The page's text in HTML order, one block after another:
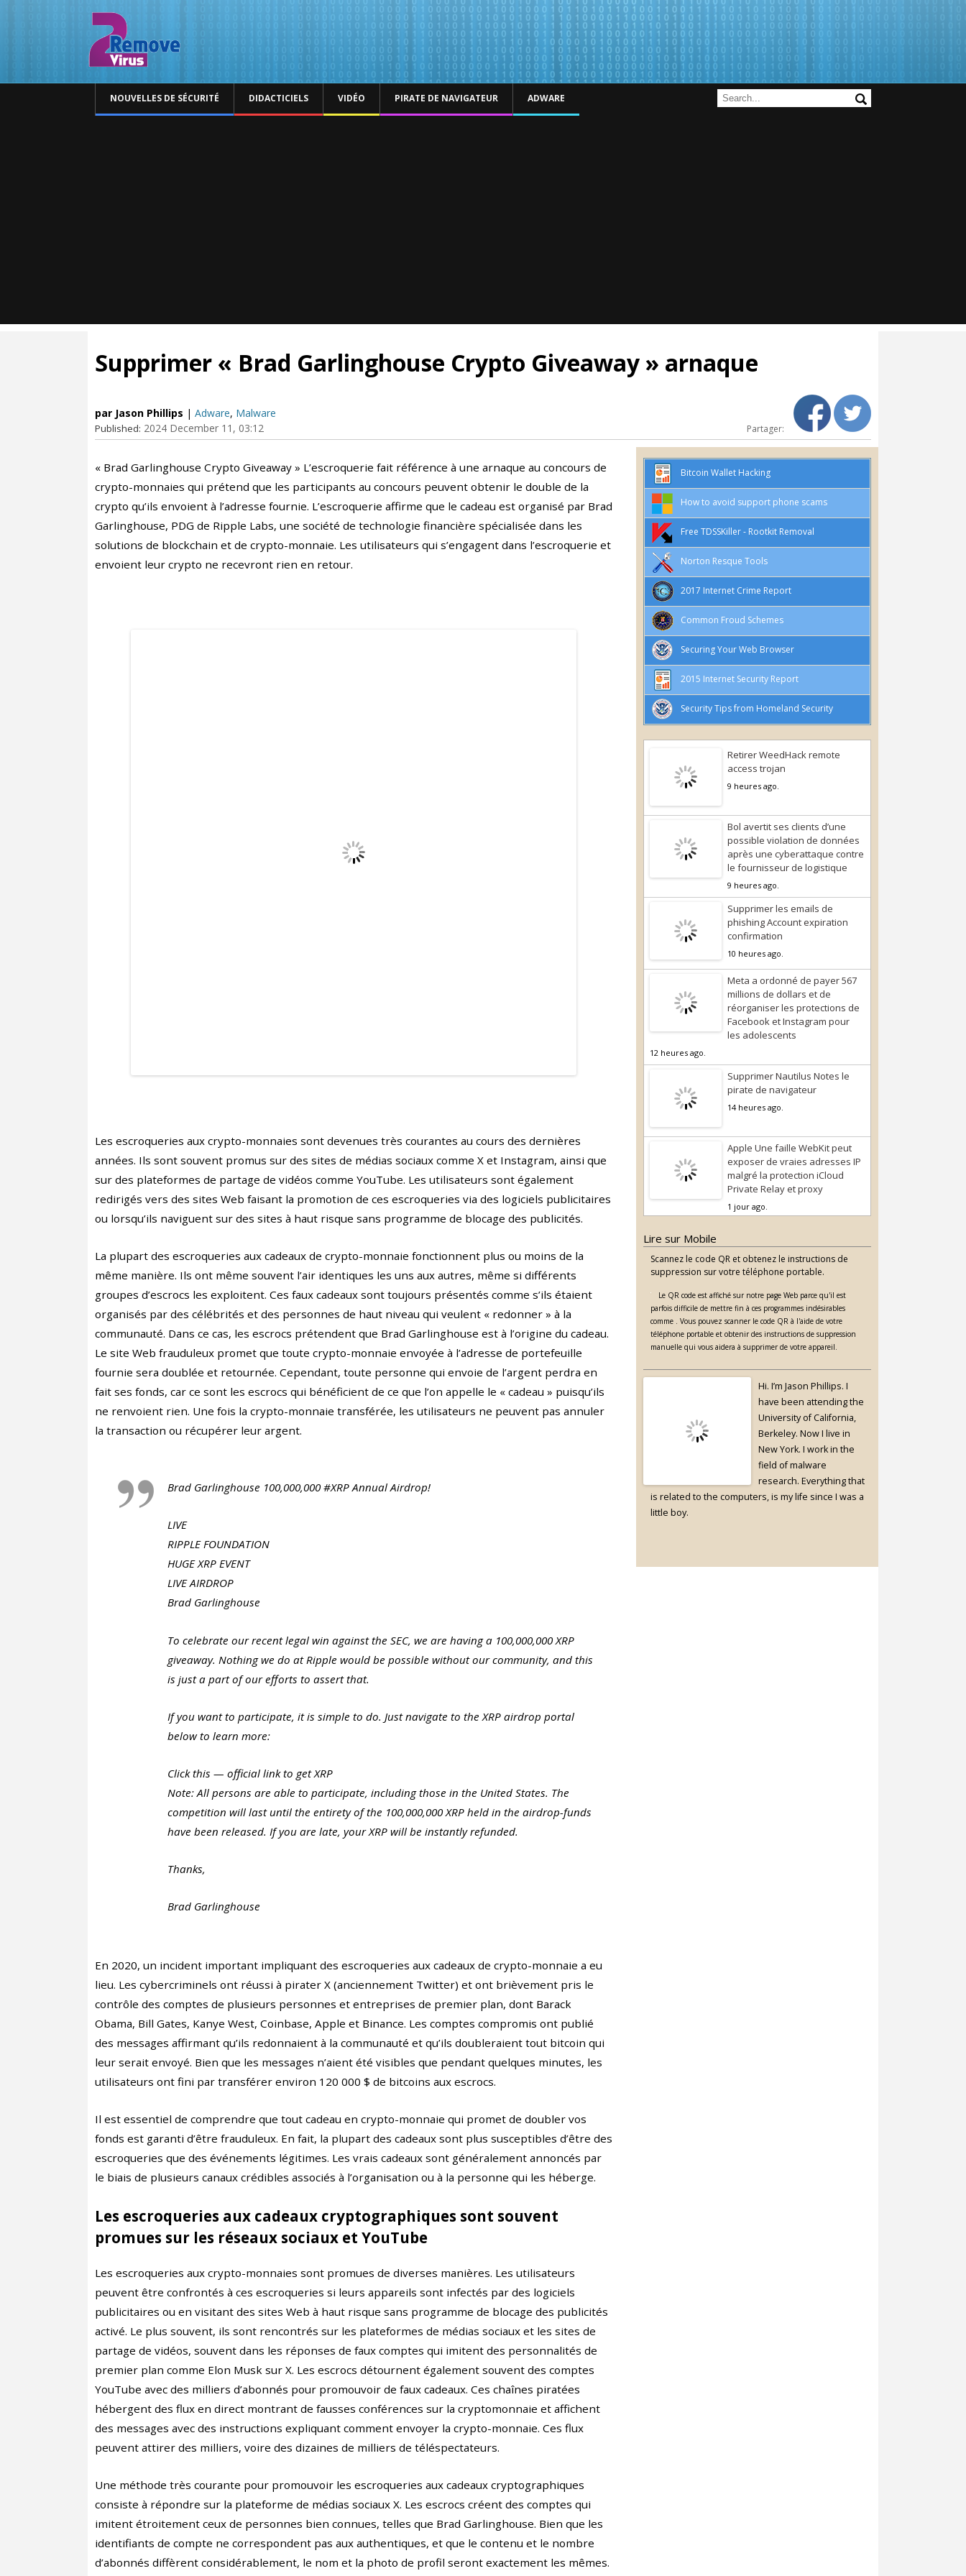
NOUVELLES DE SÉCURITÉ DIDACTICIELS VIDÉO PIRATE DE NAVIGATEUR ADWARE
Supprimer « Brad Garlinghouse Crypto Giveaway » arnaque
par Jason Phillips | Adware, Malware
Published: 2024 December 11, 03:12 Partager:
« Brad Garlinghouse Crypto Giveaway » L’escroquerie fait référence à une arnaque au concours de
crypto-monnaies qui prétend que les participants au concours peuvent obtenir le double de la
crypto qu’ils envoient à l’adresse fournie. L’escroquerie affirme que le cadeau est organisé par Brad
Garlinghouse, PDG de Ripple Labs, une société de technologie financière spécialisée dans les
solutions de blockchain et de crypto-monnaie. Les utilisateurs qui s’engagent dans l’escroquerie et
envoient leur crypto ne recevront rien en retour.
Les escroqueries aux crypto-monnaies sont devenues très courantes au cours des dernières
années. Ils sont souvent promus sur des sites de médias sociaux comme X et Instagram, ainsi que
sur des plateformes de partage de vidéos comme YouTube. Les utilisateurs sont également
redirigés vers des sites Web faisant la promotion de ces escroqueries via des logiciels publicitaires
ou lorsqu’ils naviguent sur des sites à haut risque sans programme de blocage des publicités.
La plupart des escroqueries aux cadeaux de crypto-monnaie fonctionnent plus ou moins de la
même manière. Ils ont même souvent l’air identiques les uns aux autres, même si différents
groupes d’escrocs les exploitent. Ces faux cadeaux sont toujours présentés comme s’ils étaient
organisés par des célébrités et des personnes de haut niveau qui veulent « redonner » à la
communauté. Dans ce cas, les escrocs prétendent que Brad Garlinghouse est à l’origine du cadeau.
Le site Web frauduleux promet que toute crypto-monnaie envoyée à l’adresse de portefeuille
fournie sera doublée et retournée. Cependant, toute personne qui envoie de l’argent perdra en
fait ses fonds, car ce sont les escrocs qui bénéficient de ce que l’on appelle le « cadeau » puisqu’ils
ne renvoient rien. Une fois la crypto-monnaie transférée, les utilisateurs ne peuvent pas annuler
la transaction ou récupérer leur argent.
Brad Garlinghouse 100,000,000 #XRP Annual Airdrop!
LIVE
RIPPLE FOUNDATION
HUGE XRP EVENT
LIVE AIRDROP
Brad Garlinghouse
To celebrate our recent legal win against the SEC, we are having a 100,000,000 XRP
giveaway. Nothing we do at Ripple would be possible without our community, and this
is just a part of our efforts to assert that.
If you want to participate, it is simple to do. Just navigate to the XRP airdrop portal
below to learn more:
Click this — official link to get XRP
Note: All persons are able to participate, including those in the United States. The
competition will last until the entirety of the 100,000,000 XRP held in the airdrop-funds
have been released. If you are late, your XRP will be instantly refunded.
Thanks,
Brad Garlinghouse
En 2020, un incident important impliquant des escroqueries aux cadeaux de crypto-monnaie a eu
lieu. Les cybercriminels ont réussi à pirater X (anciennement Twitter) et ont brièvement pris le
contrôle des comptes de plusieurs personnes et entreprises de premier plan, dont Barack
Obama, Bill Gates, Kanye West, Coinbase, Apple et Binance. Les comptes compromis ont publié
des messages affirmant qu’ils redonnaient à la communauté et qu’ils doubleraient tout bitcoin qui
leur serait envoyé. Bien que les messages n’aient été visibles que pendant quelques minutes, les
utilisateurs ont fini par transférer environ 120 000 $ de bitcoins aux escrocs.
Il est essentiel de comprendre que tout cadeau en crypto-monnaie qui promet de doubler vos
fonds est garanti d’être frauduleux. En fait, la plupart des cadeaux sont plus susceptibles d’être des
escroqueries que des événements légitimes. Les vrais cadeaux sont généralement annoncés par
le biais de plusieurs canaux crédibles associés à l’organisation ou à la personne qui les héberge.
Les escroqueries aux cadeaux cryptographiques sont souvent
promues sur les réseaux sociaux et YouTube
Les escroqueries aux crypto-monnaies sont promues de diverses manières. Les utilisateurs
peuvent être confrontés à ces escroqueries si leurs appareils sont infectés par des logiciels
publicitaires ou en visitant des sites Web à haut risque sans programme de blocage des publicités
activé. Le plus souvent, ils sont rencontrés sur les plateformes de médias sociaux et les sites de
partage de vidéos, souvent dans les réponses de faux comptes qui imitent des personnalités de
premier plan comme Elon Musk sur X. Les escrocs détournent également souvent des comptes
YouTube avec des milliers d’abonnés pour promouvoir de faux cadeaux. Ces chaînes piratées
hébergent des flux en direct montrant de fausses conférences sur la cryptomonnaie et affichent
des messages avec des instructions expliquant comment envoyer la crypto-monnaie. Ces flux
peuvent attirer des milliers, voire des dizaines de milliers de téléspectateurs.
Une méthode très courante pour promouvoir les escroqueries aux cadeaux cryptographiques
consiste à répondre sur la plateforme de médias sociaux X. Les escrocs créent des comptes qui
imitent étroitement ceux de personnes bien connues, telles que Brad Garlinghouse. Bien que les
identifiants de compte ne correspondent pas aux authentiques, et que le contenu et le nombre
d’abonnés diffèrent considérablement, le nom et la photo de profil seront exactement les mêmes.
Bitcoin Wallet Hacking
How to avoid support phone scams
Free TDSSKiller - Rootkit Removal
Norton Resque Tools
2017 Internet Crime Report
Common Froud Schemes
Securing Your Web Browser
2015 Internet Security Report
Security Tips from Homeland Security
Retirer WeedHack remote
access trojan
9 heures ago.
Bol avertit ses clients d’une
possible violation de données
après une cyberattaque contre
le fournisseur de logistique
9 heures ago.
Supprimer les emails de
phishing Account expiration
confirmation
10 heures ago.
Meta a ordonné de payer 567
millions de dollars et de
réorganiser les protections de
Facebook et Instagram pour
les adolescents
12 heures ago.
Supprimer Nautilus Notes le
pirate de navigateur
14 heures ago.
Apple Une faille WebKit peut
exposer de vraies adresses IP
malgré la protection iCloud
Private Relay et proxy
1 jour ago.
Lire sur Mobile
Scannez le code QR et obtenez le instructions de
suppression sur votre téléphone portable.
Le QR code est affiché sur notre page Web parce qu'il est
parfois difficile de mettre fin à ces programmes indésirables
comme . Vous pouvez scanner le code QR à l'aide de votre
téléphone portable et obtenir des instructions de suppression
manuelle qui vous aidera à supprimer de votre appareil.
Hi. I’m Jason Phillips. I
have been attending the
University of California,
Berkeley. Now I live in
New York. I work in the
field of malware
research. Everything that
is related to the computers, is my life since I was a
little boy.